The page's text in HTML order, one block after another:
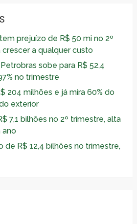
prejuízo de R$ 50 mi no 2º
crescer a qualquer custo
sobe para R$ 52,4
no trimestre
204 milhões e já mira 60% do
exterior
7,1 bilhões no 2º trimestre, alta
ano
de R$ 12,4 bilhões no trimestre,